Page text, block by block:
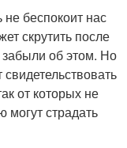
беспокоит нас
скрутить после
об этом. Но
от которых не
могут страдать